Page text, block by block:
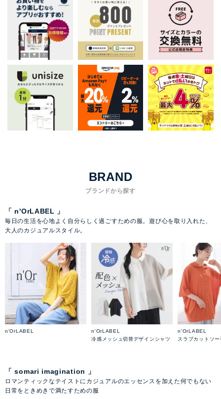
BRAND
ブランドから探す
「 n'OrLABEL 」
毎日の生活を心地よく自分らしく過ごすための服。遊び心を取り入れた、
大人のカジュアルスタイル。
n'OrLABEL
n'OrLABEL
冷感メッシュ切替デザインシャツ
n'OrLABEL
スラブカットソ
「 somari imagination 」
ロマンティックなテイストにカジュアルのエッセンスを加えた何でもない
日常をときめきで満たすための服